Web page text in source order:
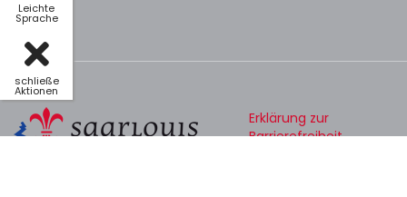
Leichte
Sprache
schließe
Aktionen
Erklärung zur
Barrierefreiheit